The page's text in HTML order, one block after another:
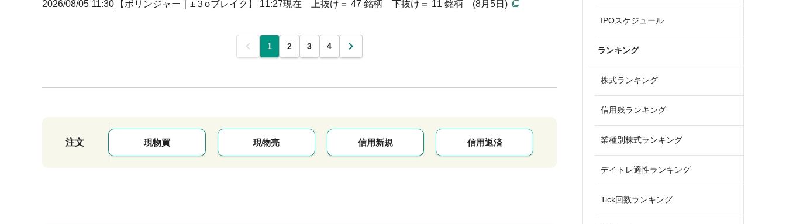
2026/08/05 11:30
【ボリンジャー｜±３σブレイク】 11:27現在 上抜け＝ 47 銘柄 下抜け＝ 11 銘柄 (8月5日)
前 1 2 3 4 次
注文 現物買 現物売 信用新規 信用返済
IPOスケジュール
ランキング
株式ランキング
信用残ランキング
業種別株式ランキング
デイトレ適性ランキング
Tick回数ランキング